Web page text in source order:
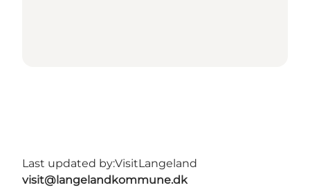
Last updated by:VisitLangeland
visit@langelandkommune.dk